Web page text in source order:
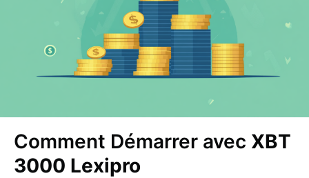
Comment Démarrer avec XBT
3000 Lexipro